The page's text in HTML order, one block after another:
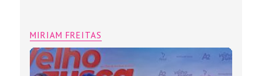
MIRIAM FREITAS